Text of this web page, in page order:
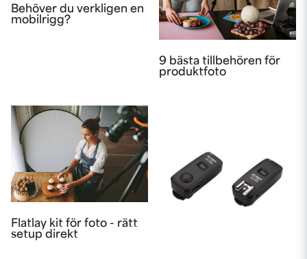
Behöver du verkligen en
mobilrigg?
9 bästa tillbehören för
produktfoto
Flatlay kit för foto - rätt
setup direkt